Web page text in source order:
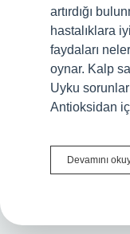
artırdığı
hastalıklara
faydaları
oynar. Kalp
Uyku
Antioksidan
Devamını